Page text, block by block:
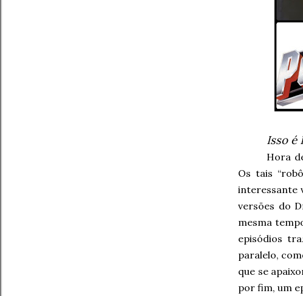
Isso é
Hora
Os tais
interessante
versões do
mesma
episódios
paralelo,
que se
por fim, um